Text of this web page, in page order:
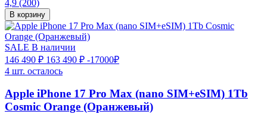
4,9 (200)
В корзину
SALE В наличии
146 490 ₽ 163 490 ₽ -17000₽
4 шт. осталось
Apple iPhone 17 Pro Max (nano SIM+eSIM) 1Tb
Cosmic Orange (Оранжевый)